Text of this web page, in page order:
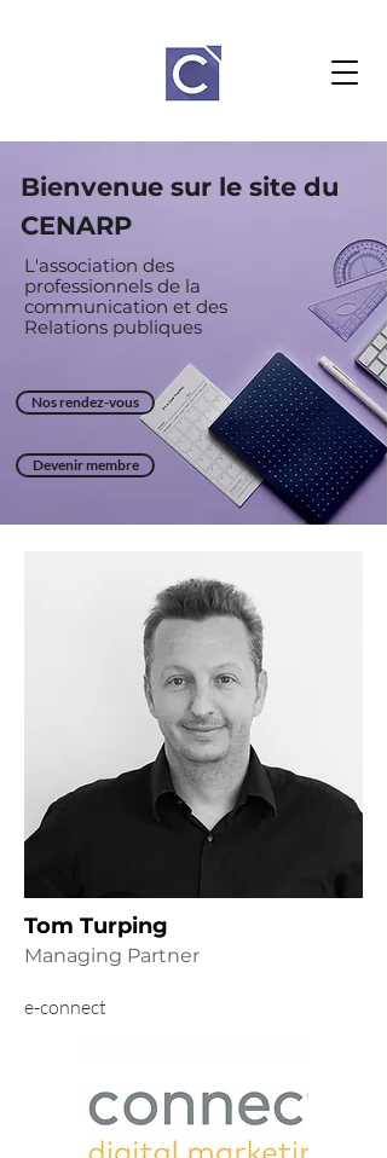
Bienvenue sur le site du
CENARP
L'association des
professionnels de la
communication et des
Relations publiques
Nos rendez-vous
Devenir membre
Tom Turping
Managing Partner
e-connect